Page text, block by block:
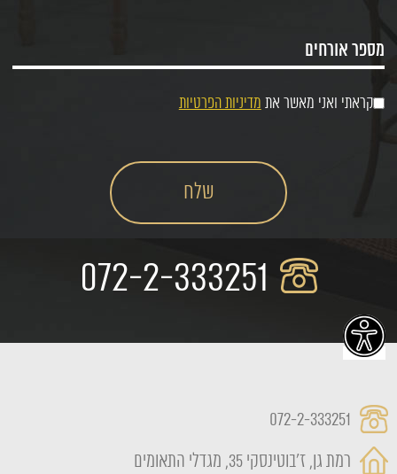
קראתי ואני מאשר את מדיניות הפרטיות
072-2-333251
רמת גן, ז'בוטינסקי 35, מגדלי התאומים